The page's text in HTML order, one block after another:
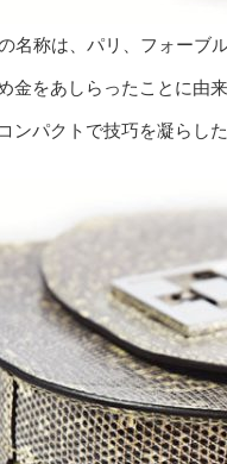
の名称は、パリ、フォー
金をあしらったことに由
ンパクトで技巧を凝らし